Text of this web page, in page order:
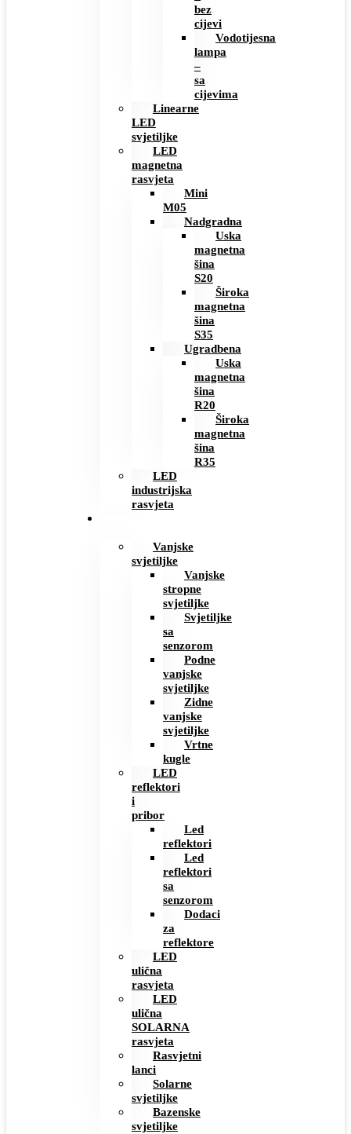
bez
cijevi
Vodotijesna
lampa
–
sa
cijevima
Linearne
LED
svjetiljke
LED
magnetna
rasvjeta
Mini
M05
Nadgradna
Uska
magnetna
šina
S20
Široka
magnetna
šina
S35
Ugradbena
Uska
magnetna
šina
R20
Široka
magnetna
šina
R35
LED
industrijska
rasvjeta
Vanjske
svjetiljke
Vanjske
stropne
svjetiljke
Svjetiljke
sa
senzorom
Podne
vanjske
svjetiljke
Zidne
vanjske
svjetiljke
Vrtne
kugle
LED
reflektori
i
pribor
Led
reflektori
Led
reflektori
sa
senzorom
Dodaci
za
reflektore
LED
ulična
rasvjeta
LED
ulična
SOLARNA
rasvjeta
Rasvjetni
lanci
Solarne
svjetiljke
Bazenske
svjetiljke